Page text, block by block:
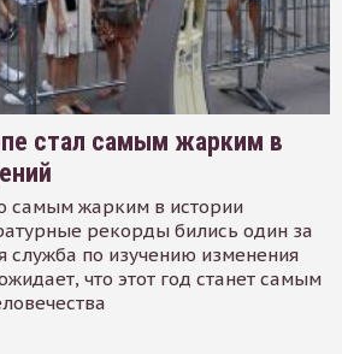
стал самым жарким в
самым жарким в истории
рекорды бились один за
служба по изучению изменения
что этот год станет самым